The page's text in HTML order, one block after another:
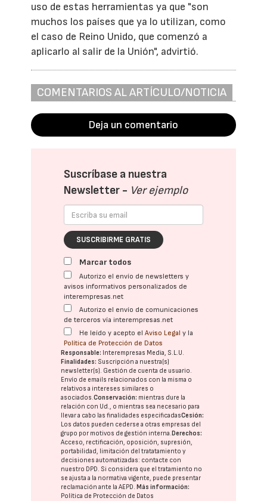
uso de estas herramientas ya que "son
muchos los países que ya lo utilizan, como
el caso de Reino Unido, que comenzó a
aplicarlo al salir de la Unión", advirtió.
COMENTARIOS AL ARTÍCULO/NOTICIA
Deja un comentario
Suscríbase a nuestra
Newsletter - Ver ejemplo
SUSCRIBIRME GRATIS
Marcar todos
Autorizo el envío de newsletters y
avisos informativos personalizados de
interempresas.net
Autorizo el envío de comunicaciones
de terceros vía interempresas.net
He leído y acepto elAviso Legal y la
Política de Protección de Datos
Responsable: Interempresas Media, S.L.U.
Finalidades: Suscripción a nuestra(s)
newsletter(s). Gestión de cuenta de usuario.
Envío de emails relacionados con la misma o
relativos a intereses similares o
asociados.Conservación: mientras dure la
relación con Ud., o mientras sea necesario para
llevar a cabo las finalidades especificadasCesión:
Los datos pueden cederse a otras empresas del
grupo por motivos de gestión interna. Derechos:
Acceso, rectificación, oposición, supresión,
portabilidad, limitación del tratatamiento y
decisiones automatizadas: contacte con
nuestro DPD. Si considera que el tratamiento no
se ajusta a la normativa vigente, puede presentar
reclamación ante laAEPD. Más información:
Política de Protección de Datos